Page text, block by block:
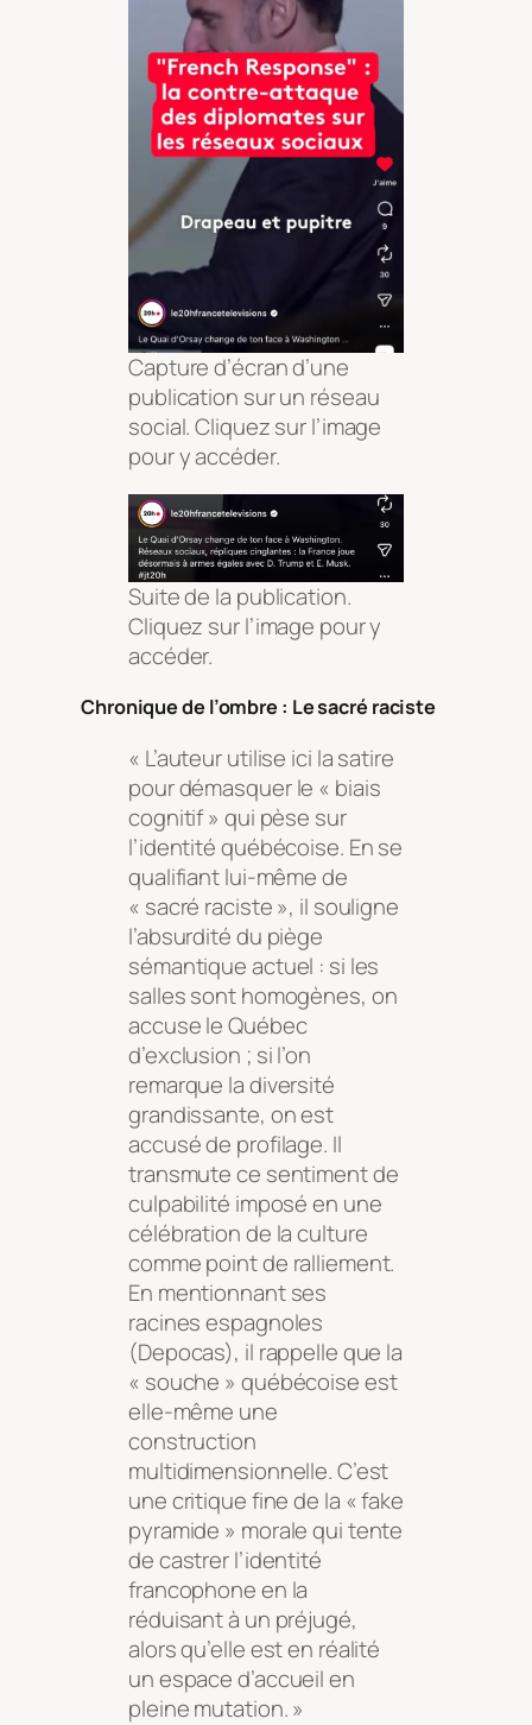
Capture d’écran d’une
publication sur un réseau
social. Cliquez sur l’image
pour y accéder.
Suite de la publication.
Cliquez sur l’image pour y
accéder.
Chronique de l’ombre : Le sacré raciste
« L’auteur utilise ici la satire
pour démasquer le « biais
cognitif » qui pèse sur
l’identité québécoise. En se
qualifiant lui-même de
« sacré raciste », il souligne
l’absurdité du piège
sémantique actuel : si les
salles sont homogènes, on
accuse le Québec
d’exclusion ; si l’on
remarque la diversité
grandissante, on est
accusé de profilage. Il
transmute ce sentiment de
culpabilité imposé en une
célébration de la culture
comme point de ralliement.
En mentionnant ses
racines espagnoles
(Depocas), il rappelle que la
« souche » québécoise est
elle-même une
construction
multidimensionnelle. C’est
une critique fine de la « fake
pyramide » morale qui tente
de castrer l’identité
francophone en la
réduisant à un préjugé,
alors qu’elle est en réalité
un espace d’accueil en
pleine mutation. »